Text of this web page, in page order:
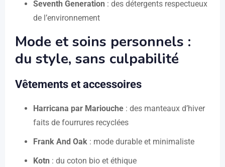
Seventh Generation : des détergents respectueux
de l’environnement
Mode et soins personnels :
du style, sans culpabilité
Vêtements et accessoires
Harricana par Mariouche : des manteaux d’hiver
faits de fourrures recyclées
Frank And Oak : mode durable et minimaliste
Kotn : du coton bio et éthique